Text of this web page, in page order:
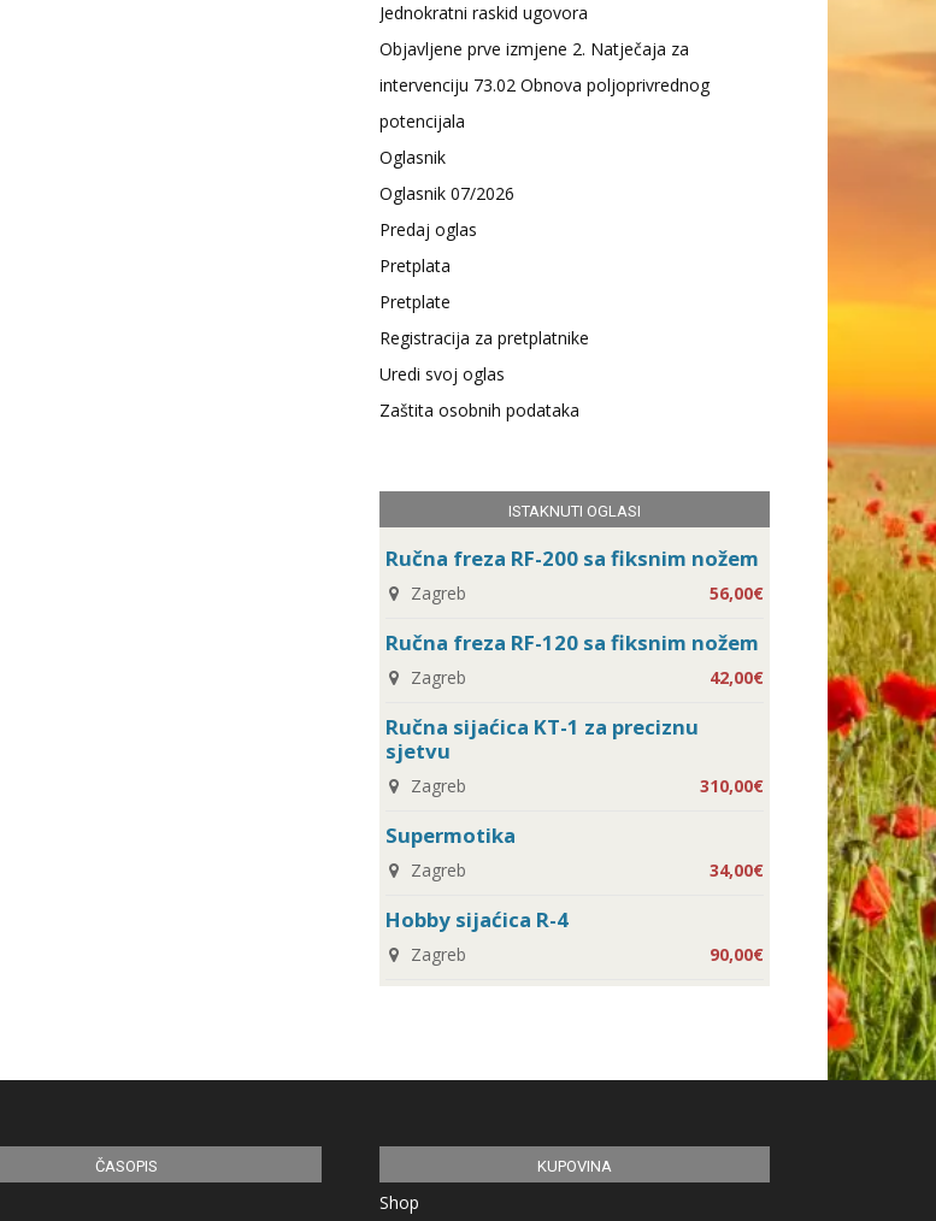
Jednokratni raskid ugovora
Objavljene prve izmjene 2. Natječaja za
intervenciju 73.02 Obnova poljoprivrednog
potencijala
Oglasnik
Oglasnik 07/2026
Predaj oglas
Pretplata
Pretplate
Registracija za pretplatnike
Uredi svoj oglas
Zaštita osobnih podataka
ISTAKNUTI OGLASI
Ručna freza RF-200 sa fiksnim nožem
Zagreb 56,00€
Ručna freza RF-120 sa fiksnim nožem
Zagreb 42,00€
Ručna sijaćica KT-1 za preciznu
sjetvu
Zagreb 310,00€
Supermotika
Zagreb 34,00€
Hobby sijaćica R-4
Zagreb 90,00€
ČASOPIS KUPOVINA
Shop